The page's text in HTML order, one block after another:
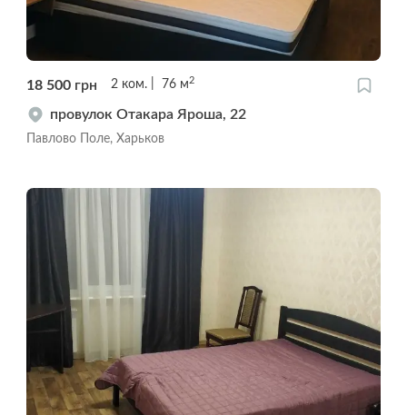
18 500 грн 2 ком. 76 м 2
провулок Отакара Яроша, 22
Павлово Поле, Харьков